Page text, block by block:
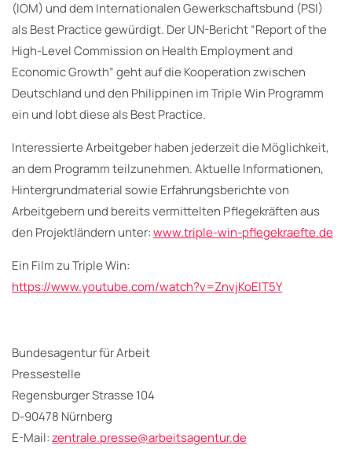
(IOM) und dem Internationalen Gewerkschaftsbund (PSI)
als Best Practice gewürdigt. Der UN-Bericht “Report of the
High-Level Commission on Health Employment and
Economic Growth” geht auf die Kooperation zwischen
Deutschland und den Philippinen im Triple Win Programm
ein und lobt diese als Best Practice.
Interessierte Arbeitgeber haben jederzeit die Möglichkeit,
an dem Programm teilzunehmen. Aktuelle Informationen,
Hintergrundmaterial sowie Erfahrungsberichte von
Arbeitgebern und bereits vermittelten Pflegekräften aus
den Projektländern unter:www.triple-win-pflegekraefte.de
Ein Film zu Triple Win:
https://www.youtube.com/watch?v=ZnvjKoElT5Y
Bundesagentur für Arbeit
Pressestelle
Regensburger Strasse 104
D-90478 Nürnberg
E-Mail:zentrale.presse@arbeitsagentur.de